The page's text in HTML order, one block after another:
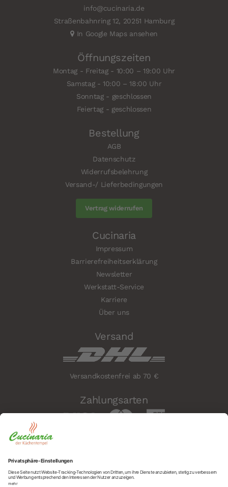
info@cucinaria.de
Straßenbahnring 12, 20251 Hamburg
In Google Maps ansehen
Öffnungszeiten
Montag - Freitag - 10:00 – 19:00 Uhr
Samstag - 10:00 – 18:00 Uhr
Sonntag - geschlossen
Feiertag - geschlossen
Bestellung
AGB
Datenschutz
Widerrufsbelehrung
Versand-/ Lieferbedingungen
Vertrag widerrufen
Cucinaria
Impressum
Barrierefreiheitserklärung
Newsletter
Werkstatt-Service
Karriere
Über uns
Versand
Versandkostenfrei ab 70 €
Zahlungsarten
Sicherheit